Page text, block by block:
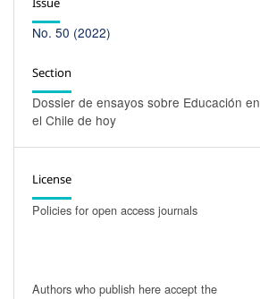
No. 50 (2022)
Section
Dossier de ensayos sobre Educación en
el Chile de hoy
License
Policies for open access journals
Authors who publish here accept the